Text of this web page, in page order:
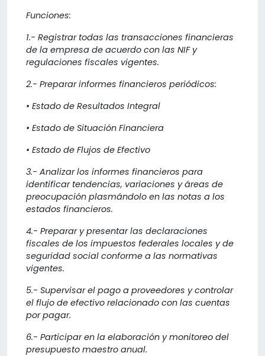
Funciones:
1.- Registrar todas las transacciones financieras
de la empresa de acuerdo con las NIF y
regulaciones fiscales vigentes.
2.- Preparar informes financieros periódicos:
• Estado de Resultados Integral
• Estado de Situación Financiera
• Estado de Flujos de Efectivo
3.- Analizar los informes financieros para
identificar tendencias, variaciones y áreas de
preocupación plasmándolo en las notas a los
estados financieros.
4.- Preparar y presentar las declaraciones
fiscales de los impuestos federales locales y de
seguridad social conforme a las normativas
vigentes.
5.- Supervisar el pago a proveedores y controlar
el flujo de efectivo relacionado con las cuentas
por pagar.
6.- Participar en la elaboración y monitoreo del
presupuesto maestro anual.